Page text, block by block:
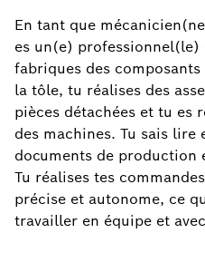
En tant que
es un(e) professionnel(le)
fabriques des
la tôle, tu réalises des
pièces détachées et tu es
des machines. Tu sais
documents de production
Tu réalises tes
précise et autonome, ce
travailler en équipe et